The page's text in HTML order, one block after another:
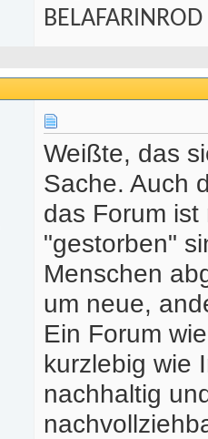
BELAFARINROD
Weißte, das
Sache. Auch
das Forum
"gestorben"
Menschen
um neue,
Ein Forum
kurzlebig wie
nachhaltig